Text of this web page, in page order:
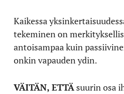
Kaikessa
tekeminen on
antoisampaa kuin
onkin vapauden ydin.
VÄITÄN, ETTÄsuurin osa